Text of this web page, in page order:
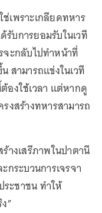
เพราะเกลียดทหาร
บการยอมรับในเวที
จะกลับไปทำหน้าที่
สามารถแข่งในเวที
องใช้เวลา แต่หากดู
งสร้างทหารสามารถ
างเสรีภาพในปาตานี
ระบวนการเจรจา
ะชาชน ทำให้
”